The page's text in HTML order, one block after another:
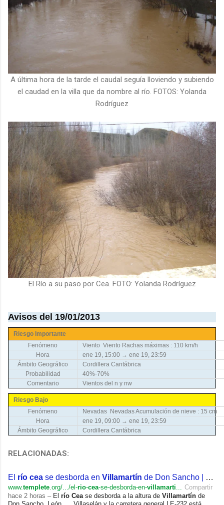
A última hora de la tarde el caudal seguía lloviendo y subiendo
el caudad en la villa que da nombre al río. FOTOS: Yolanda
Rodríguez
El Río a su paso por Cea. FOTO: Yolanda Rodríguez
Avisos del 19/01/2013
Riesgo Importante
Fenómeno
Viento Viento Rachas máximas : 110 km/h
Hora
ene 19, 15:00 → ene 19, 23:59
Ámbito Geográfico
Cordillera Cantábrica
Probabilidad
40%-70%
Comentario
Vientos del n y nw
Riesgo Bajo
Fenómeno
Nevadas Nevadas Acumulación de nieve : 15 cm
Hora
ene 19, 09:00 → ene 19, 23:59
Ámbito Geográfico
Cordillera Cantábrica
RELACIONADAS:
El río cea se desborda en Villamartín de Don Sancho | El
www.templete .org/.../el-rio-cea-se-desborda-en-villamarti
Compartir
hace 2 horas – El río Cea se desborda a la altura de Villamartín de